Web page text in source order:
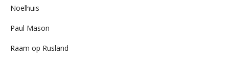
Noelhuis
Paul Mason
Raam op Rusland